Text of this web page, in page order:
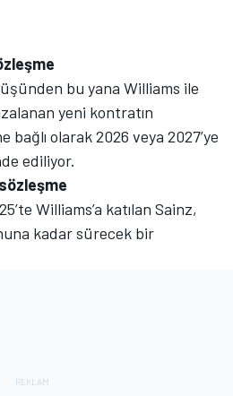
bu yana Williams ile
yeni kontratın
olarak 2026 veya 2027’ye
ediliyor.
Williams’a katılan Sainz,
kadar sürecek bir